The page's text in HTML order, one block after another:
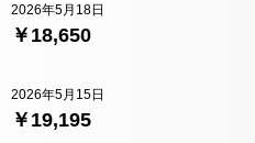
￥18,650
2026年5月18日
￥19,195
2026年5月15日